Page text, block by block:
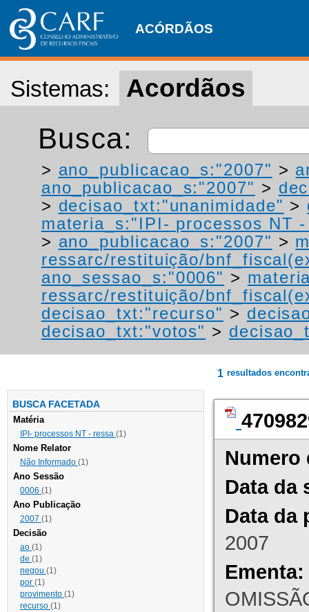
ACÓRDÃOS
Sistemas: Acordãos
Busca:
> ano_publicacao_s:"2007" >
ano_publicacao_s:"2007" >
> decisao_txt:"unanimidade" >
materia_s:"IPI- processos NT
> ano_publicacao_s:"2007" >
ressarc/restituição/
ano_sessao_s:"0006" >
ressarc/restituição/
decisao_txt:"recurso" >
decisao_txt:"votos" >
BUSCA FACETADA
Matéria
IPI- processos NT - ressa (1)
Nome Relator
Não Informado (1)
Ano Sessão
0006 (1)
Ano Publicação
2007 (1)
Decisão
ao (1)
de (1)
negou (1)
por (1)
provimento (1)
recurso (1)
1 resultados
Numero
Data da
Data da
2007
Ementa: